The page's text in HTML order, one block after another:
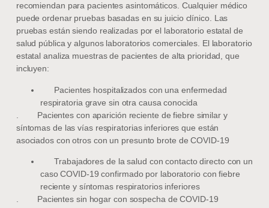
recomiendan para pacientes asintomáticos. Cualquier médico
puede ordenar pruebas basadas en su juicio clínico. Las
pruebas están siendo realizadas por el laboratorio estatal de
salud pública y algunos laboratorios comerciales. El laboratorio
estatal analiza muestras de pacientes de alta prioridad, que
incluyen:
Pacientes hospitalizados con una enfermedad
respiratoria grave sin otra causa conocida
. Pacientes con aparición reciente de fiebre similar y
síntomas de las vías respiratorias inferiores que están
asociados con otros con un presunto brote de COVID-19
Trabajadores de la salud con contacto directo con un
caso COVID-19 confirmado por laboratorio con fiebre
reciente y síntomas respiratorios inferiores
. Pacientes sin hogar con sospecha de COVID-19